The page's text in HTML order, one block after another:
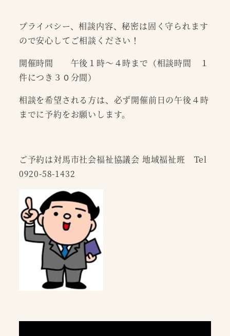
プライバシー、相談内容、秘密は固く守られます
ので安心してご相談ください！
開催時間 午後１時～４時まで（相談時間 １
件につき３０分間）
相談を希望される方は、必ず開催前日の午後４時
までに予約をお願いします。
ご予約は対馬市社会福祉協議会 地域福祉班 Tel
0920-58-1432